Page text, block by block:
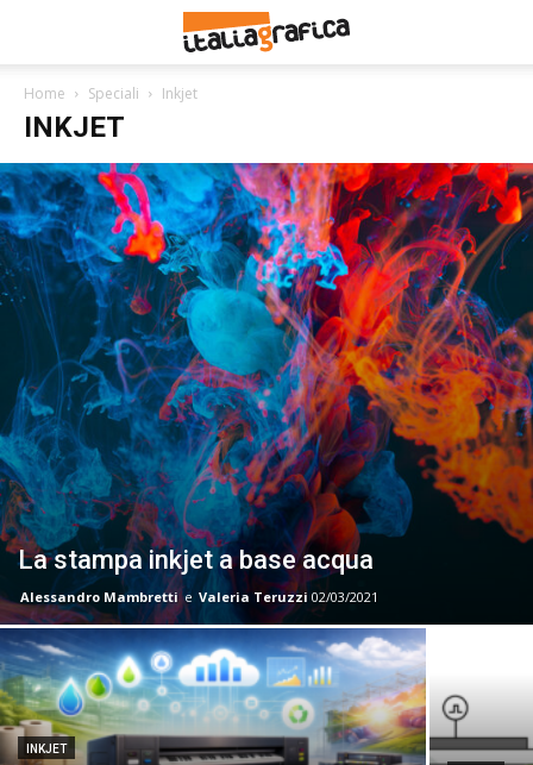
Home Speciali Inkjet
INKJET
La stampa inkjet a base acqua
Alessandro Mambretti e Valeria Teruzzi 02/03/2021
INKJET